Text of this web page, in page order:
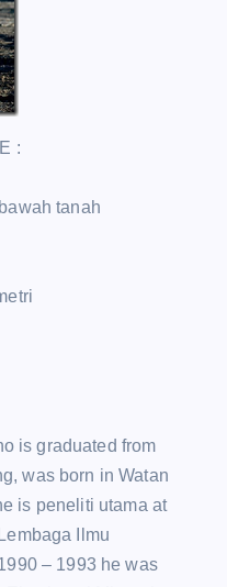
:
tanah
is graduated from
was born in Watan
is peneliti utama at
Ilmu
– 1993 he was